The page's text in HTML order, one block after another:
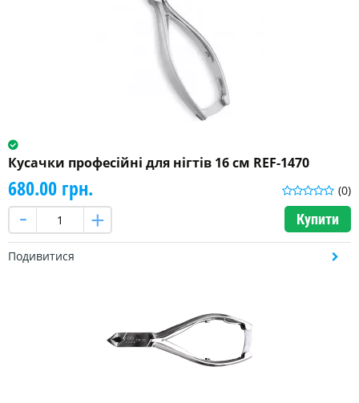
Кусачки професійні для нігтів 16 см REF-1470
(0)
680.00 грн.
Купити
Подивитися